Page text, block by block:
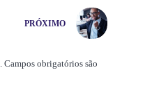
PRÓXIMO
Campos obrigatórios são